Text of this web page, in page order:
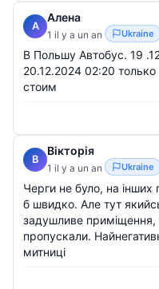
А
Алена
1 il y a un an Ukraine
В Польшу Автобус. 19
20.12.2024 02:20
стоим
В
Вікторія
1 il y a un an Ukraine
Черги не було, на
б швидко. Але тут
задушливе приміщення,
пропускали.
митниці